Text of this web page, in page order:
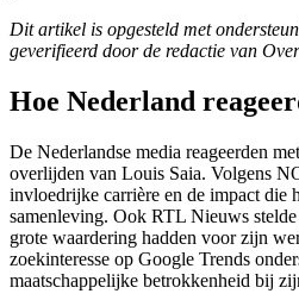
Dit artikel is opgesteld met
geverifieerd door de redactie van
Hoe Nederland
De Nederlandse media reageerden
overlijden van Louis Saia. Volgens
invloedrijke carrière en de impact die
samenleving. Ook RTL Nieuws
grote waardering hadden voor zijn
zoekinteresse op Google Trends
maatschappelijke betrokkenheid bij